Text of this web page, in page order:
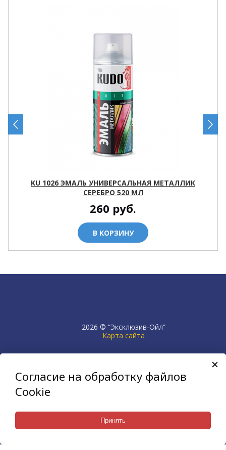
KU 1026 ЭМАЛЬ УНИВЕРСАЛЬНАЯ МЕТАЛЛИК
СЕРЕБРО 520 МЛ
260 руб.
В КОРЗИНУ
2026 © “Эксклюзив-Ойл”
Карта сайта
продвижение сайта НЕТКАМ
создан на платформе
KORZILLA
Согласие на обработку файлов
Cookie
Принять